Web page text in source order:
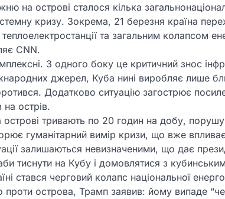
на острові сталося кілька
кризу. Зокрема, 21 березня країна
та загальним колапсом
CNN.
З одного боку це критичний знос
джерел, Куба нині виробляє лише
Додатково ситуацію загострює
на острів.
острові тривають по 20 годин на добу,
гуманітарний вимір кризи, що вже впливає
залишаються невизначеними, що дає
тиснути на Кубу і домовлятися з
стався черговий колапс національної
острова, Трамп заявив: йому випаде